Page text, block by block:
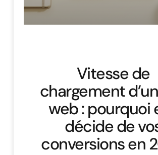
Vitesse de
chargement
web : pourquoi
décide de
conversions en